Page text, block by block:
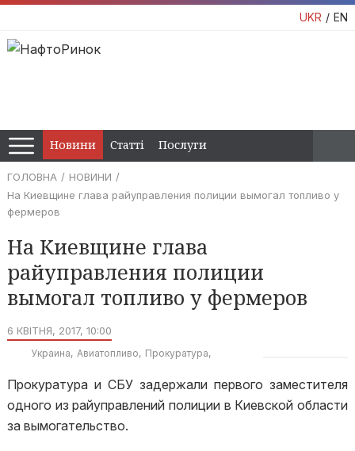
UKR EN
Новини Статті Послуги
ГОЛОВНА
НОВИНИ
На Киевщине глава райуправления полиции вымогал топливо у
фермеров
На Киевщине глава
райуправления полиции
вымогал топливо у фермеров
6 КВІТНЯ, 2017, 10:00
Украина Авиатопливо
Прокуратура
Прокуратура и СБУ задержали первого заместителя
одного из райуправлений полиции в Киевской области
за вымогательство.